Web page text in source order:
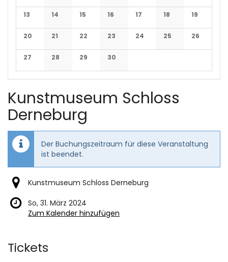
Keine Veranstaltungen
Keine Veranstaltungen
Keine Veranstaltungen
Keine Veranstaltungen
Keine Veranstaltungen
Keine Keine
13
Keine Veranstaltungen
14
Keine Veranstaltungen
15
Keine Veranstaltungen
16
Keine Veranstaltungen
17
Keine Veranstaltungen
18
Keine
19
Keine
20
Keine Veranstaltungen
21
Keine Veranstaltungen
22
Keine Veranstaltungen
23
Keine Veranstaltungen
24
Keine Veranstaltungen
25
Keine
26
Keine
27
Keine Veranstaltungen
28
Keine Veranstaltungen
29
Keine Veranstaltungen
30
Keine Veranstaltungen
Kunstmuseum Schloss
Derneburg
Der Buchungszeitraum für diese Veranstaltung
ist beendet.
Kunstmuseum Schloss Derneburg
So, 31. März 2024
Zum Kalender hinzufügen
Produkte
Tickets